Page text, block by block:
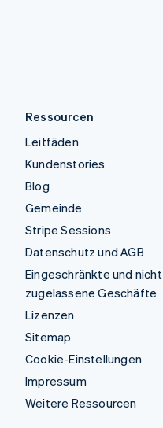
Ressourcen
Leitfäden
Kundenstories
Blog
Gemeinde
Stripe Sessions
Datenschutz und AGB
Eingeschränkte und nicht
zugelassene Geschäfte
Lizenzen
Sitemap
Cookie-Einstellungen
Impressum
Weitere Ressourcen